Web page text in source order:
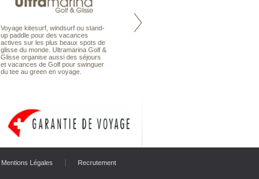
Voyage kitesurf, windsurf ou stand-
up paddle pour des vacances
actives sur les plus beaux spots de
glisse du monde. Ultramarina Golf &
Glisse organise aussi des séjours
et vacances de Golf pour swinguer
du tee au green en voyage.
Maldives à la Carte propose tous
Mentions Légales
Recrutement